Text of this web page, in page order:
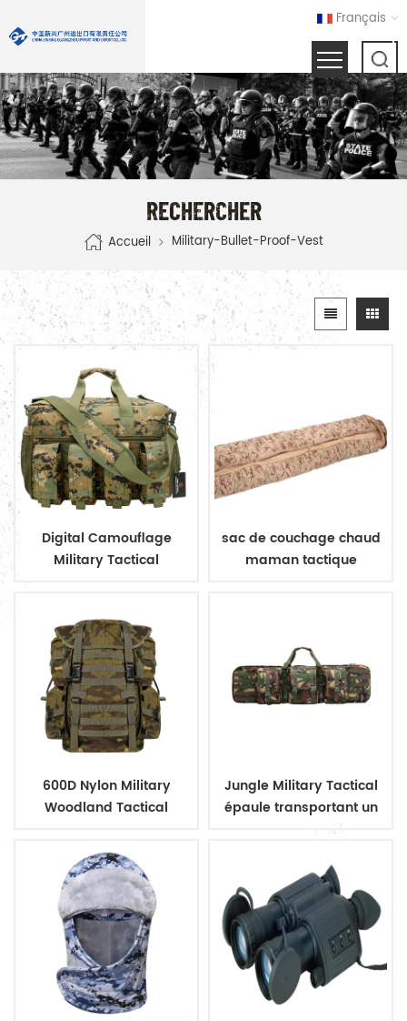
Français
RECHERCHER
Accueil Military-Bullet-Proof-Vest
Digital Camouflage
Military Tactical
sac de couchage chaud
maman tactique
600D Nylon Military
Woodland Tactical
Jungle Military Tactical
épaule transportant un